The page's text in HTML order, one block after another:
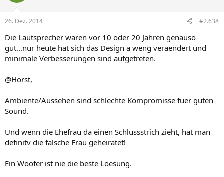
26. Dez. 2014 #2.638
Die Lautsprecher waren vor 10 oder 20 Jahren genauso
gut...nur heute hat sich das Design a weng veraendert und
minimale Verbesserungen sind aufgetreten.
@Horst,
Ambiente/Aussehen sind schlechte Kompromisse fuer guten
Sound.
Und wenn die Ehefrau da einen Schlussstrich zieht, hat man
definitv die falsche Frau geheiratet!
Ein Woofer ist nie die beste Loesung.